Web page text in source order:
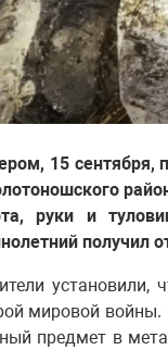
15 сентября,
руки и
получил
мировой войны.
предмет в